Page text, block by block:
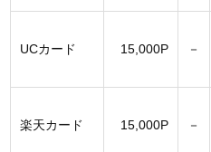
UCカード 15,000P －
楽天カード 15,000P －